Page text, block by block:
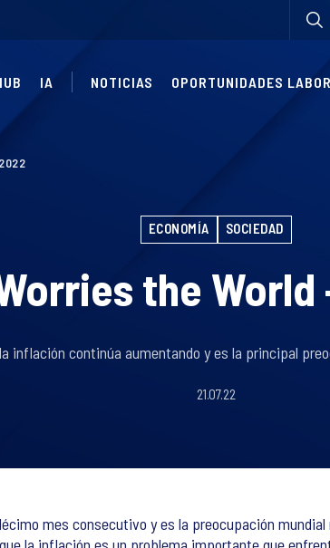
IA NOTICIAS OPORTUNIDADES
ECONOMÍA SOCIEDAD
the
inflación continúa aumentando y es la principal
21.07.22
mes consecutivo y es la preocupación